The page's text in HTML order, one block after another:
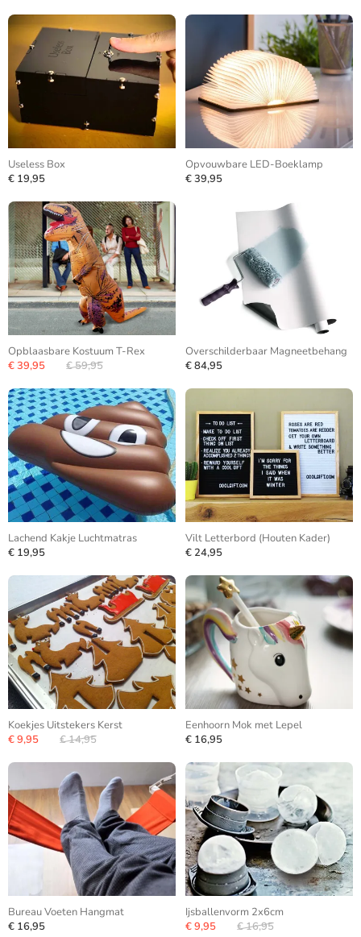
Useless Box
€ 19,95
Opvouwbare LED-Boeklamp
€ 39,95
Opblaasbare Kostuum T-Rex
€ 39,95
€ 59,95
Overschilderbaar Magneetbehang
€ 84,95
Lachend Kakje Luchtmatras
€ 19,95
Vilt Letterbord (Houten Kader)
€ 24,95
Koekjes Uitstekers Kerst
€ 9,95
€ 14,95
Eenhoorn Mok met Lepel
€ 16,95
Bureau Voeten Hangmat
€ 16,95
Ijsballenvorm 2x6cm
€ 9,95
€ 16,95